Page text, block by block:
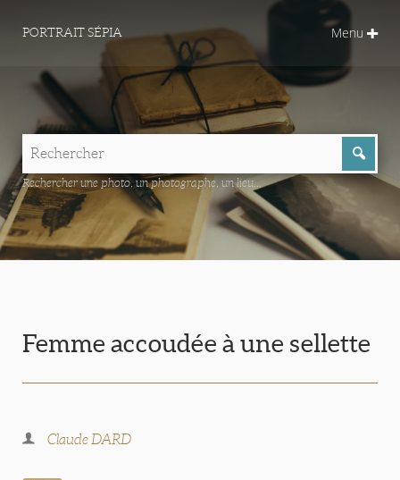
PORTRAIT SÉPIA Menu
Rechercher une photo, un photographe, un lieu...
Femme accoudée à une sellette
Claude DARD